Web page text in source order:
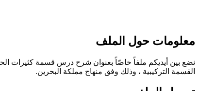
معلومات حول الملف
نضع بين أيديكم ملفاً خاصّاً بعنوان شرح درس قسمة كثيرات
القسمة التركيبية ، وذلك وفق منهاج مملكة البحرين.